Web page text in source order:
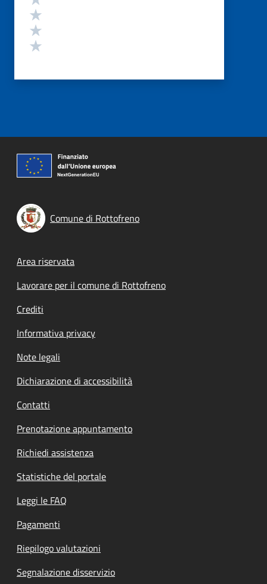
Comune di Rottofreno
Footer menu
Area riservata
Lavorare per il comune di Rottofreno
Crediti
Informativa privacy
Note legali
Dichiarazione di accessibilità
Contatti
Prenotazione appuntamento
Richiedi assistenza
Statistiche del portale
Leggi le FAQ
Pagamenti
Riepilogo valutazioni
Segnalazione disservizio